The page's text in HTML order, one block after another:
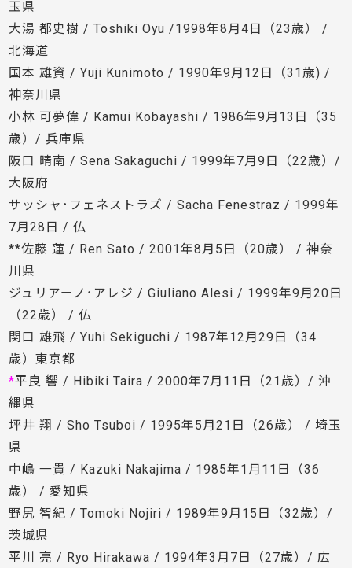
玉県
大湯 都史樹 / Toshiki Oyu /1998年8月4日（23歳） /
北海道
国本 雄資 / Yuji Kunimoto / 1990年9月12日（31歳) /
神奈川県
小林 可夢偉 / Kamui Kobayashi / 1986年9月13日（35
歳）/ 兵庫県
阪口 晴南 / Sena Sakaguchi / 1999年7月9日（22歳）/
大阪府
サッシャ･フェネストラズ / Sacha Fenestraz / 1999年
7月28日 / 仏
**佐藤 蓮 / Ren Sato / 2001年8月5日（20歳） / 神奈
川県
ジュリアーノ･アレジ / Giuliano Alesi / 1999年9月20日
（22歳） / 仏
関口 雄飛 / Yuhi Sekiguchi / 1987年12月29日（34
歳）東京都
*平良 響 / Hibiki Taira / 2000年7月11日（21歳）/ 沖
縄県
坪井 翔 / Sho Tsuboi / 1995年5月21日（26歳） / 埼玉
県
中嶋 一貴 / Kazuki Nakajima / 1985年1月11日（36
歳） / 愛知県
野尻 智紀 / Tomoki Nojiri / 1989年9月15日（32歳）/
茨城県
平川 亮 / Ryo Hirakawa / 1994年3月7日（27歳）/ 広